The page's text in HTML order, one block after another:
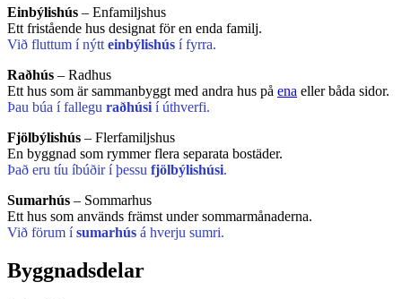
Einbýlishús – Enfamiljshus
Ett fristående hus designat för en enda familj.
Við fluttum í nýtt einbýlishús í fyrra.
Raðhús – Radhus
Ett hus som är sammanbyggt med andra hus på ena eller båda sidor.
Þau búa í fallegu raðhúsi í úthverfi.
Fjölbýlishús – Flerfamiljshus
En byggnad som rymmer flera separata bostäder.
Það eru tíu íbúðir í þessu fjölbýlishúsi.
Sumarhús – Sommarhus
Ett hus som används främst under sommarmånaderna.
Við förum ísumarhús á hverju sumri.
Byggnadsdelar